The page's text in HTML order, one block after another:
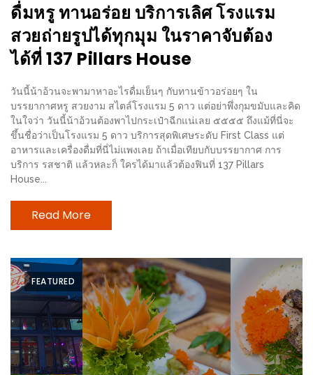
กระทะ
ทั่ว
เชียงใหม่
TOP30
ราคา
ไม่
เกิน
200
บาท
รีวิว
ดี
วงใน
แจก
ฟรี
LINE
GIFTCODE!
ลายแทง
ดื่มหรู ทานอร่อย บริการเลิศ โรงแรม
สวยถ่ายรูปได้ทุกมุม ในราคาจับต้อง
ได้ที่ 137 Pillars House
วันนี้น้าอ้วนจะพามาหาอะไรดื่มเย็นๆ กับทานข้าวอร่อยๆ ใน
บรรยากาศหรู สวยงาม สไตล์โรงแรม 5 ดาว แต่อย่าพึ่งกุมขมับและคิด
ในใจว่า วันนี้น้าอ้วนต้องพาไปกระเป๋าฉีกแน่เลย ๕๕๕๕ ถึงแม้ที่นี่จะ
ขึ้นชื่อว่าเป็นโรงแรม 5 ดาว บริการสุดพิเศษระดับ First Class แต่
อาหารและเครื่องดื่มที่นี่ไม่แพงเลย ถ้าเมื่อเทียบกับบรรยากาศ การ
บริการ รสชาติ แล้วหละก็ ใครได้มาแล้วต้องฟินที่ 137 Pillars
House...
Read More
FEATURED